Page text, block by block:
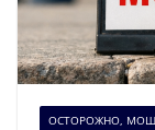
ОСТОРОЖНО,